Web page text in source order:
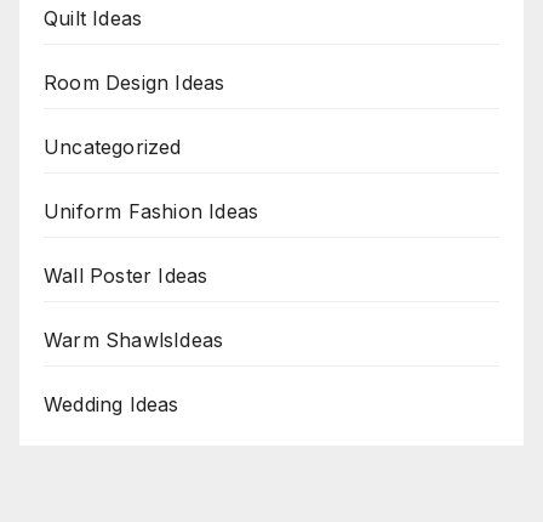
Quilt Ideas
Room Design Ideas
Uncategorized
Uniform Fashion Ideas
Wall Poster Ideas
Warm ShawlsIdeas
Wedding Ideas